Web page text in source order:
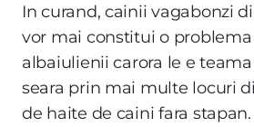
In curand, cainii vagabonzi
vor mai constitui o
albaiulienii carora le e
seara prin mai multe locuri
de haite de caini fara stapan.